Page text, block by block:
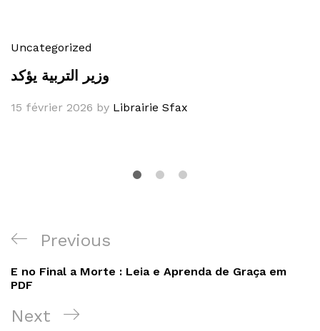
Uncategorized
وزير التربية يؤكد
15 février 2026 by Librairie Sfax
Navigation
de
l’article
Previous
Post
Previous
E no Final a Morte : Leia e Aprenda de Graça em
PDF
Next
Next